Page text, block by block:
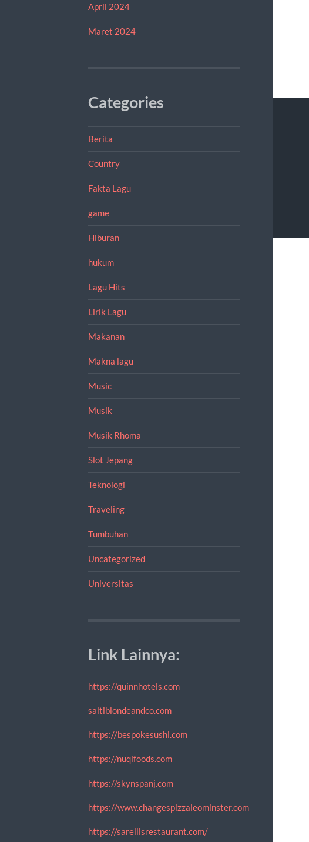
April 2024
Maret 2024
Categories
Berita
Country
Fakta Lagu
game
Hiburan
hukum
Lagu Hits
Lirik Lagu
Makanan
Makna lagu
Music
Musik
Musik Rhoma
Slot Jepang
Teknologi
Traveling
Tumbuhan
Uncategorized
Universitas
Link Lainnya:
https://quinnhotels.com
saltiblondeandco.com
https://bespokesushi.com
https://nuqifoods.com
https://skynspanj.com
https://www.changespizzaleominster.com
https://sarellisrestaurant.com/